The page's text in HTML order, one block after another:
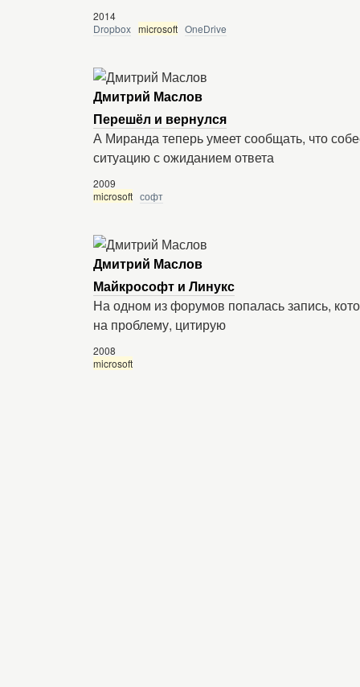
2014
Dropbox microsoft OneDrive
Дмитрий Маслов
Перешёл и вернулся
А Миранда теперь умеет сообщать, что
ситуацию с ожиданием ответа
2009
microsoft софт
Дмитрий Маслов
Майкрософт и Линукс
На одном из форумов попалась запись,
на проблему, цитирую
2008
microsoft